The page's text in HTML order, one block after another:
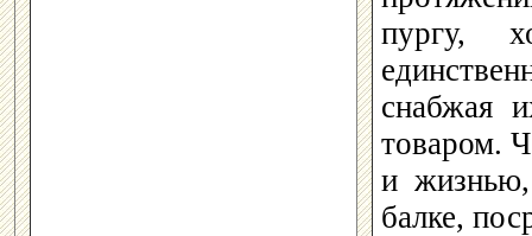
пургу,
снабжая
товаром.
и
балке,